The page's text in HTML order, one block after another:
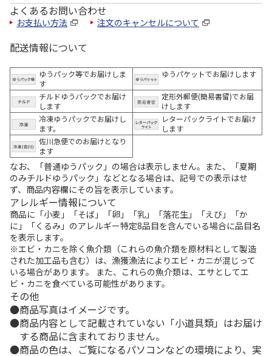
よくあるお問い合わせ
お支払い方法 注文のキャンセルについて
配送情報について
ゆうパック等でお届けしま
す
ゆうパケットでお届けします
チルドゆうパックでお届け
します
定形外郵便(簡易書留)でお届
けします
冷凍ゆうパックでお届けし
ます。
レターパックライトでお届け
します
佐川急便でのお届けとなり
ます
なお、「普通ゆうパック」の場合は表示しません。また、「夏期
のみチルドゆうパック」などとなる場合は、記号での表示はせ
ず、商品内容欄にその旨を表示しています。
アレルギー情報について
商品に「小麦」「そば」「卵」「乳」「落花生」「えび」「か
に」「くるみ」のアレルギー特定8品目を含んでいる場合に品目名
を表示します。
※エビ・カニを除く魚介類（これらの魚介類を原材料として製造
された加工品も含む）は、漁獲漁法によりエビ・カニが混じって
いる場合があります。 また、これらの魚介類は、エサとしてエ
ビ・カニを食べている可能性があります。
その他
商品写真はイメージです。
商品内容として記載されていない「小道具類」はお届け
する商品に含まれておりません。
商品の色は、ご覧になるパソコンなどの環境により、実